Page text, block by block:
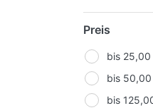
Preis
bis
bis
bis